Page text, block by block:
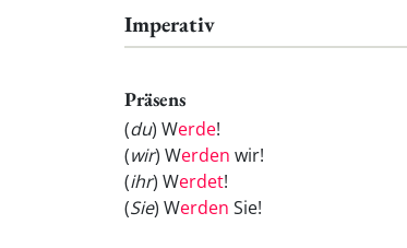
Imperativ
Präsens
(du) Werde!
(wir) Werden wir!
(ihr) Werdet!
(Sie) Werden Sie!